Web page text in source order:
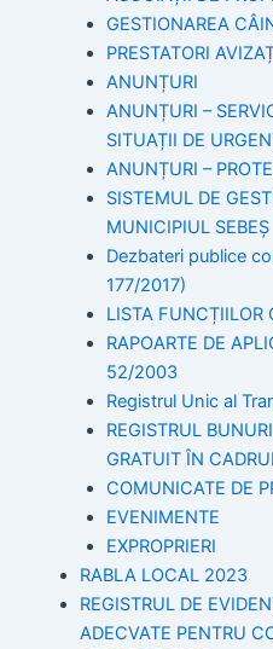
GESTIONAREA
PRESTATORI
ANUNȚURI
ANUNȚURI –
SITUAȚII DE
ANUNȚURI –
SISTEMUL DE
MUNICIPIUL SEBEȘ
Dezbateri publice
177/2017)
LISTA FUNCȚIILOR
RAPOARTE DE
52/2003
Registrul Unic al
REGISTRUL
GRATUIT ÎN
COMUNICATE DE
EVENIMENTE
EXPROPRIERI
RABLA LOCAL 2023
REGISTRUL DE
ADECVATE PENTRU